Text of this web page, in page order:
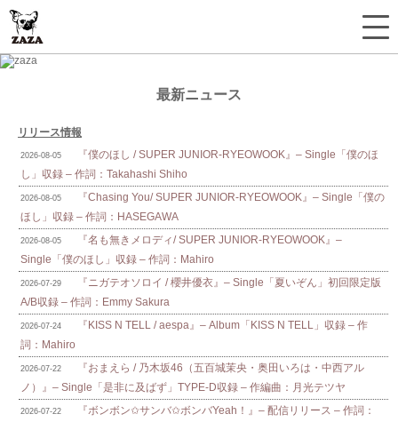
最新ニュース
リリース情報
2026-08-05
『僕のほし / SUPER JUNIOR-RYEOWOOK』– Single「僕のほ
し」収録 – 作詞：Takahashi Shiho
2026-08-05
『Chasing You/ SUPER JUNIOR-RYEOWOOK』– Single「僕の
ほし」収録 – 作詞：HASEGAWA
2026-08-05
『名も無きメロディ/ SUPER JUNIOR-RYEOWOOK』–
Single「僕のほし」収録 – 作詞：Mahiro
2026-07-29
『ニガテオソロイ / 櫻井優衣』– Single「夏いぞん」初回限定版
A/B収録 – 作詞：Emmy Sakura
2026-07-24
『KISS N TELL / aespa』– Album「KISS N TELL」収録 – 作
詞：Mahiro
2026-07-22
『おまえら / 乃木坂46（五百城茉央・奥田いろは・中西アル
ノ）』– Single「是非に及ばず」TYPE-D収録 – 作編曲：月光テツヤ
2026-07-22
『ボンボン✩サンバ✩ボンバYeah！』– 配信リリース – 作詞：